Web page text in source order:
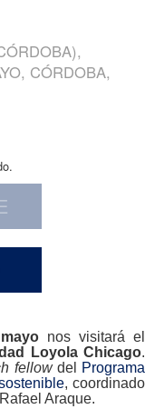
CÓRDOBA,
nos visitará el
Loyola Chicago.
fellowdel
Programa
, coordinado
Araque.